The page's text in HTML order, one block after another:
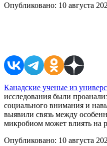
Опубликовано: 10 августа
Канадские ученые из
исследования были
социального внимания и
выявили связь между
микробиом может влиять на
Опубликовано: 10 августа